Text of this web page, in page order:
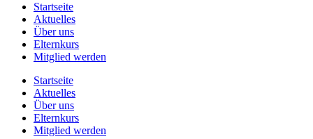
Startseite
Aktuelles
Über uns
Elternkurs
Mitglied werden
Startseite
Aktuelles
Über uns
Elternkurs
Mitglied werden